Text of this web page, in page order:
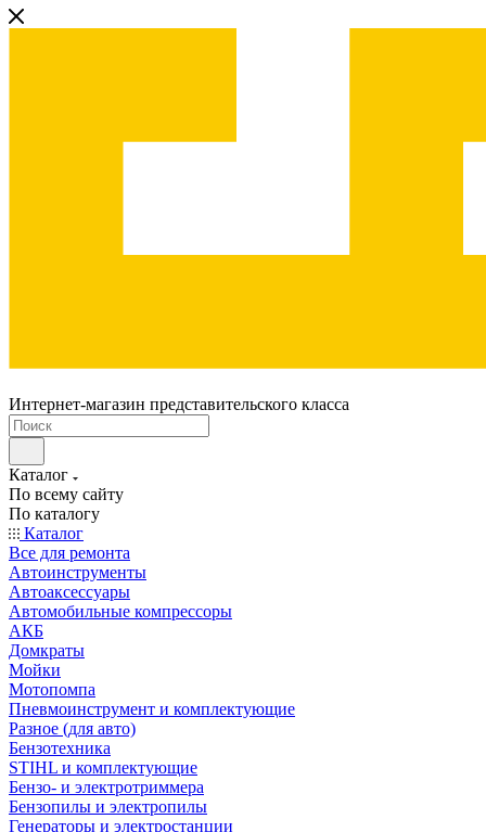
Интернет-магазин представительского класса
Каталог
По всему сайту
По каталогу
Каталог
Все для ремонта
Автоинструменты
Автоаксессуары
Автомобильные компрессоры
АКБ
Домкраты
Мойки
Мотопомпа
Пневмоинструмент и комплектующие
Разное (для авто)
Бензотехника
STIHL и комплектующие
Бензо- и электротриммера
Бензопилы и электропилы
Генераторы и электростанции